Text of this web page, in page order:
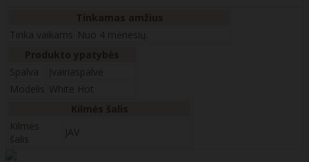
Tinka vaikams Nuo 4 mėnesių.
Spalva
Įvairiaspalvė
Modelis White Hot
Kilmės
šalis
JAV